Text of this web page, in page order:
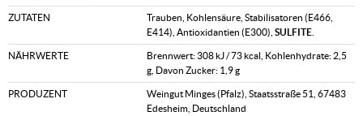
ZUTATEN
Trauben, Kohlensäure, Stabilisatoren (E466,
E414), Antioxidantien (E300),SULFITE
NÄHRWERTE
Brennwert: 308 kJ / 73 kcal, Kohlenhydrate: 2,5
g, Davon Zucker: 1,9 g
PRODUZENT
Weingut Minges (Pfalz), Staatsstraße 51, 67483
Edesheim, Deutschland